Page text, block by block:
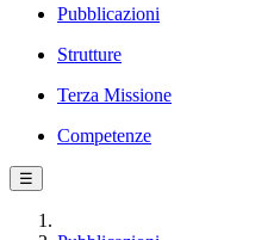
Pubblicazioni
Strutture
Terza Missione
Competenze
☰